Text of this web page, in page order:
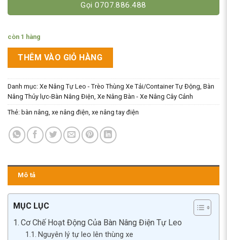
Gọi 0707.886.488
còn 1 hàng
THÊM VÀO GIỎ HÀNG
Danh mục: Xe Nâng Tự Leo - Trèo Thùng Xe Tải/Container Tự Động, Bàn
Nâng Thủy lực-Bàn Nâng Điện, Xe Nâng Bàn - Xe Nâng Cây Cảnh
Thẻ: bàn nâng, xe nâng điện, xe nâng tay điện
Mô tả
MỤC LỤC
Cơ Chế Hoạt Động Của Bàn Nâng Điện Tự Leo
Nguyên lý tự leo lên thùng xe